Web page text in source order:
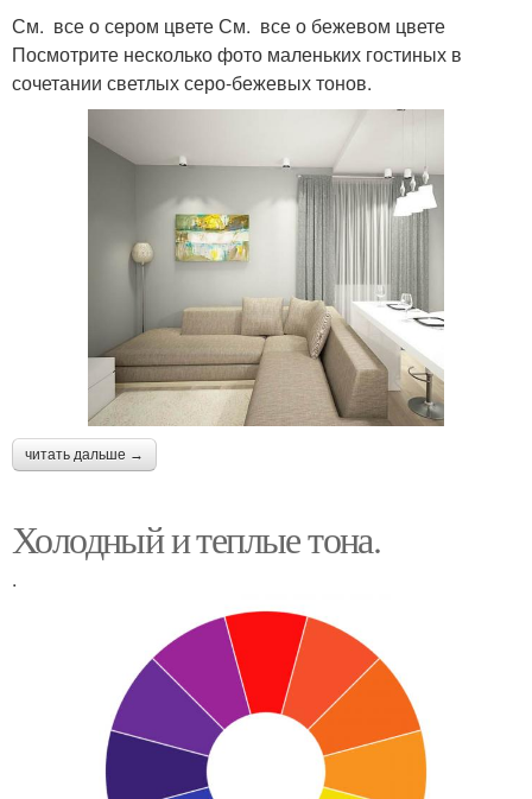
См. все о сером цвете См. все о бежевом цвете
Посмотрите несколько фото маленьких гостиных в
сочетании светлых серо-бежевых тонов.
читать дальше →
Холодный и теплые тона.
.